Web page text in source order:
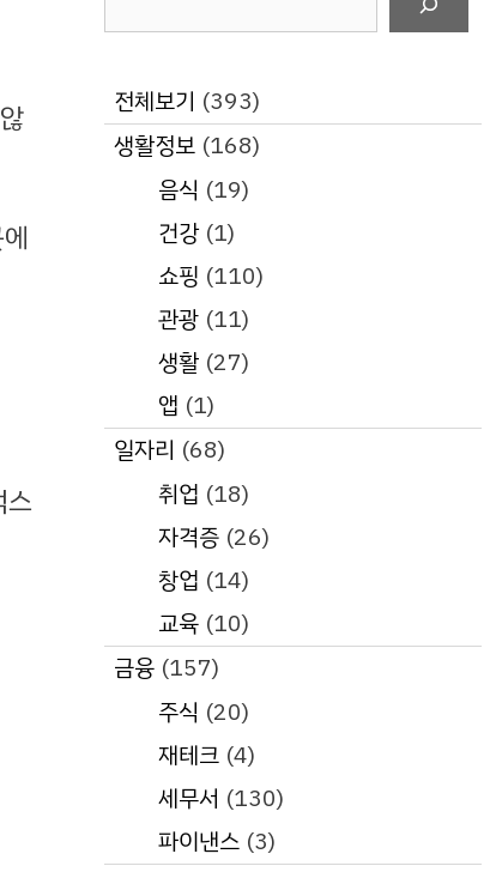
스
전체보기 (393)
생활정보 (168)
음식 (19)
건강(1)
쇼핑 (110)
관광(11)
생활(27)
앱 (1)
일자리 (68)
취업 (18)
자격증(26)
창업 (14)
교육(10)
금융 (157)
주식 (20)
재테크(4)
세무서 (130)
파이낸스(3)